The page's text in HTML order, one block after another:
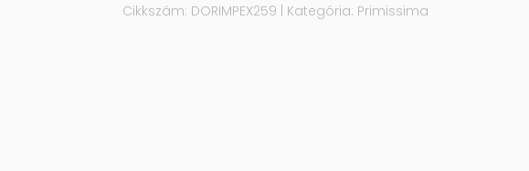
Cikkszám: DORIMPEX259 Kategória: Primissima